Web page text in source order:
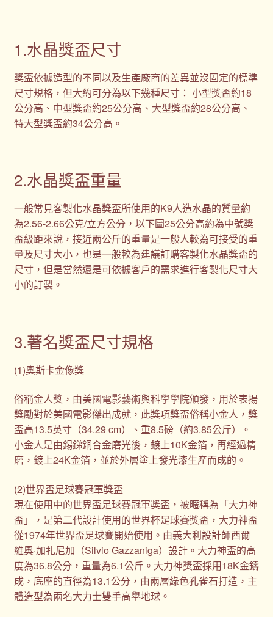
1.水晶獎盃尺寸
獎盃依據造型的不同以及生產廠商的差異並沒固定的標準
尺寸規格，但大約可分為以下幾種尺寸： 小型獎盃約18
公分高、中型獎盃約25公分高、大型獎盃約28公分高、
特大型獎盃約34公分高。
2.水晶獎盃重量
一般常見客製化水晶獎盃所使用的K9人造水晶的質量約
為2.56-2.66公克/立方公分，以下圖25公分高約為中號獎
盃級距來說，接近兩公斤的重量是一般人較為可接受的重
量及尺寸大小，也是一般較為建議訂購客製化水晶獎盃的
尺寸，但是當然還是可依據客戶的需求進行客製化尺寸大
小的訂製。
3.著名獎盃尺寸規格
(1)奧斯卡金像獎
俗稱金人獎，由美國電影藝術與科學學院頒發，用於表揚
獎勵對於美國電影傑出成就，此獎項獎盃俗稱小金人，獎
盃高13.5英寸（34.29 cm）、重8.5磅（約3.85公斤）。
小金人是由錫銻銅合金磨光後，鍍上10K金箔，再經過精
磨，鍍上24K金箔，並於外層塗上發光漆生產而成的。
(2)世界盃足球賽冠軍獎盃
現在使用中的世界盃足球賽冠軍獎盃，被暱稱為「大力神
盃」，是第二代設計使用的世界杯足球賽獎盃，大力神盃
從1974年世界盃足球賽開始使用。由義大利設計師西爾
維奧·加扎尼加（Silvio Gazzaniga）設計。大力神盃的高
度為36.8公分，重量為6.1公斤。大力神獎盃採用18K金鑄
成，底座的直徑為13.1公分，由兩層綠色孔雀石打造，主
體造型為兩名大力士雙手高舉地球。